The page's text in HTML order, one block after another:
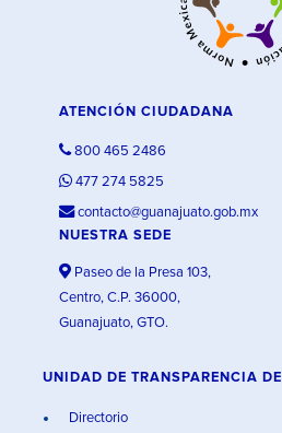
ATENCIÓN CIUDADANA
800 465 2486
477 274 5825
contacto@guanajuato.gob.mx
NUESTRA SEDE
Paseo de la Presa 103,
Centro, C.P. 36000,
Guanajuato, GTO.
UNIDAD DE TRANSPARENCIA
Directorio